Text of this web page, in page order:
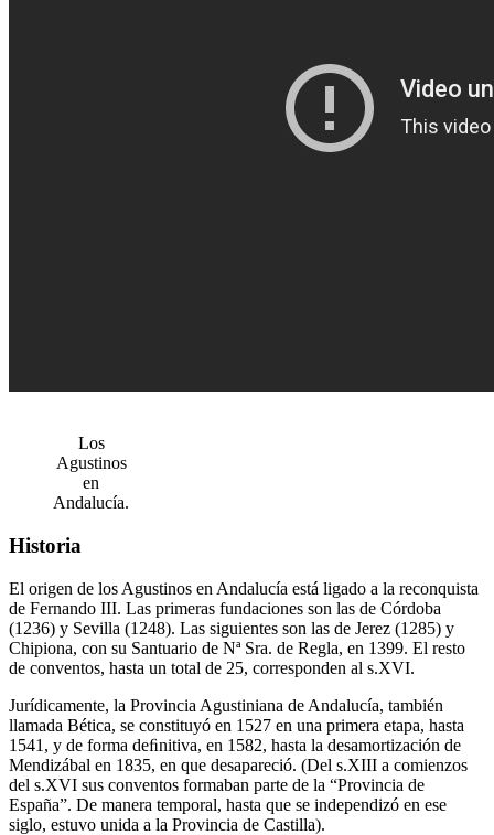
Los
Agustinos
en
Andalucía.
Historia
El origen de los Agustinos en Andalucía está ligado a la reconquista
de Fernando III. Las primeras fundaciones son las de Córdoba
(1236) y Sevilla (1248). Las siguientes son las de Jerez (1285) y
Chipiona, con su Santuario de Nª Sra. de Regla, en 1399. El resto
de conventos, hasta un total de 25, corresponden al s.XVI.
Jurídicamente, la Provincia Agustiniana de Andalucía, también
llamada Bética, se constituyó en 1527 en una primera etapa, hasta
1541, y de forma deﬁnitiva, en 1582, hasta la desamortización de
Mendizábal en 1835, en que desapareció. (Del s.XIII a comienzos
del s.XVI sus conventos formaban parte de la “Provincia de
España”. De manera temporal, hasta que se independizó en ese
siglo, estuvo unida a la Provincia de Castilla).